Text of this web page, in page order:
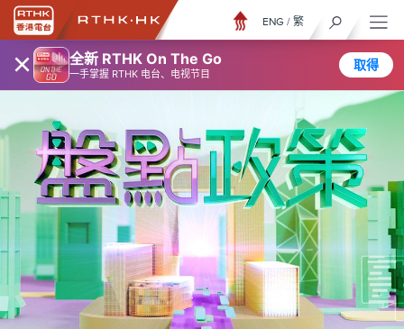
× 全新 RTHK On The Go
一手掌握 RTHK 电台、电视节目
取得
ENG / 繁